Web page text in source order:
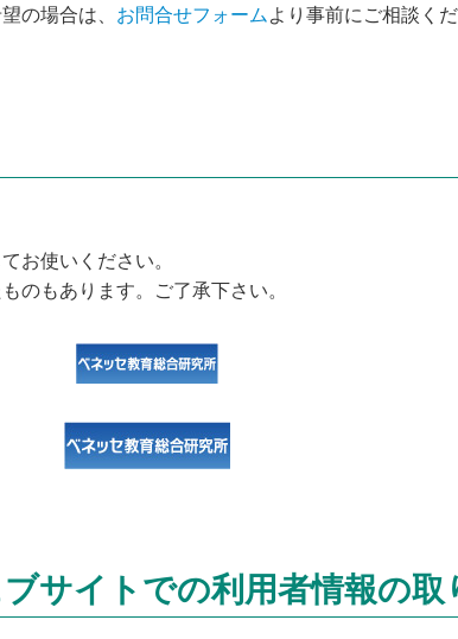
の場合は、 お問合せフォームより事前にご相談くだ
お使いください。
のもあります。ご了承下さい。
サイトでの利用者情報の取